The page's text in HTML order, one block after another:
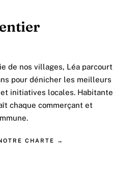
de nos villages, Léa parcourt
pour dénicher les meilleurs
initiatives locales. Habitante
chaque commerçant et
CHARTE →